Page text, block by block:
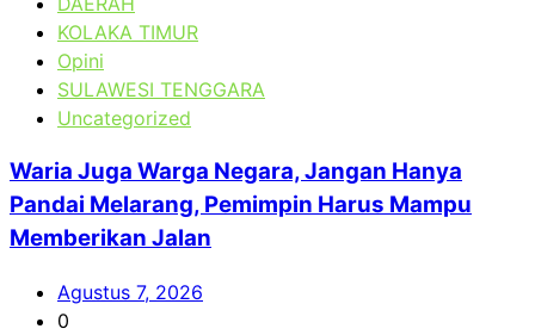
KOLAKA TIMUR
Opini
SULAWESI TENGGARA
Uncategorized
Waria Juga Warga Negara, Jangan Hanya
Pandai Melarang, Pemimpin Harus Mampu
Memberikan Jalan
Agustus 7, 2026
0